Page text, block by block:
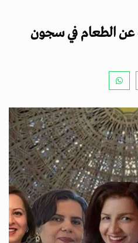
عن الطعام في سجون